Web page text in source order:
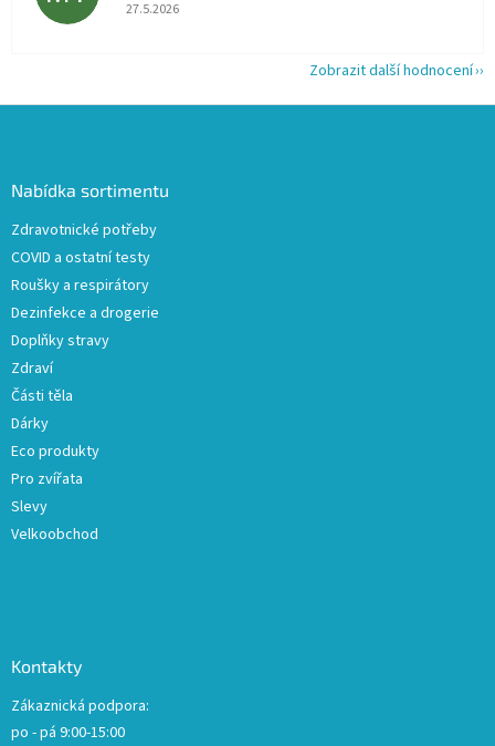
27.5.2026
Zobrazit další hodnocení
Nabídka sortimentu
Zdravotnické potřeby
COVID a ostatní testy
Roušky a respirátory
Dezinfekce a drogerie
Doplňky stravy
Zdraví
Části těla
Dárky
Eco produkty
Pro zvířata
Slevy
Velkoobchod
Kontakty
Zákaznická podpora:
po - pá 9:00-15:00